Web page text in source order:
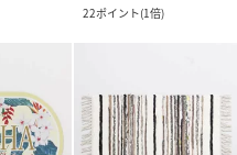
22ポイント(1倍)